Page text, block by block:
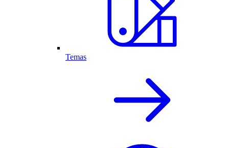
Temas